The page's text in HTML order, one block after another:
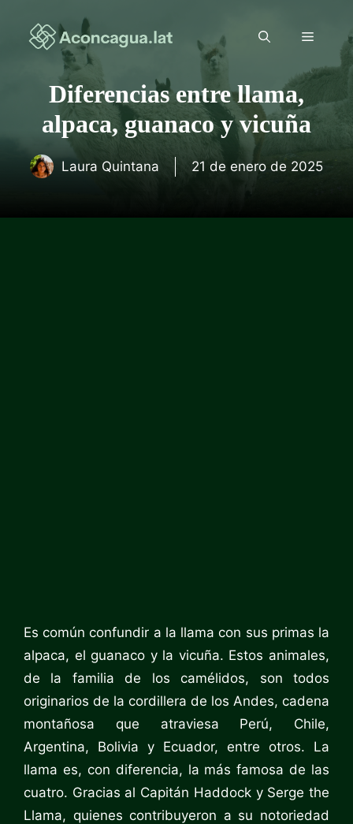
contenido
Menú
Diferencias entre llama,
alpaca, guanaco y vicuña
Laura Quintana 21 de enero de 2025
Es común confundir a la llama con sus primas la
alpaca, el guanaco y la vicuña. Estos animales,
de la familia de los camélidos, son todos
originarios de la cordillera de los Andes, cadena
montañosa que atraviesa Perú, Chile,
Argentina, Bolivia y Ecuador, entre otros. La
llama es, con diferencia, la más famosa de las
cuatro. Gracias al Capitán Haddock y Serge the
Llama, quienes contribuyeron a su notoriedad